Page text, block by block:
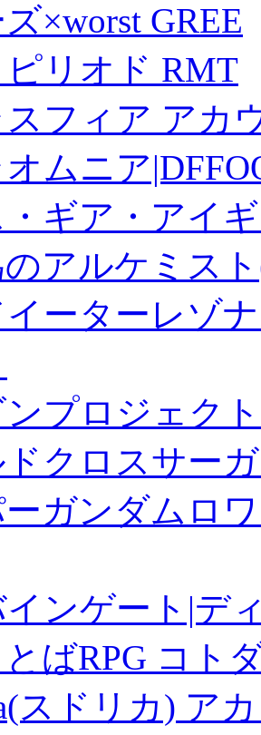
×worst GREE
リオド RMT
スフィア アカ
ムニア
・ギア・アイ
アルケミス
ーターレゾ
ンプロジェク
ドクロスサー
ーガンダムロ
ンゲート|デ
ばRPG コト
スドリカ) ア